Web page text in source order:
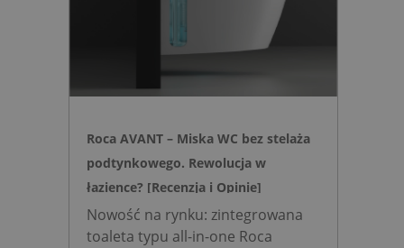
działającą w oparciu o ciśnienie
wody oraz elegancki, szklany
przycisk uruchamiany gestem.
Roca AVANT – Miska WC bez stelaża
podtynkowego. Rewolucja w
łazience? [Recenzja i Opinie]
Nowość na rynku: zintegrowana
toaleta typu all-in-one Roca